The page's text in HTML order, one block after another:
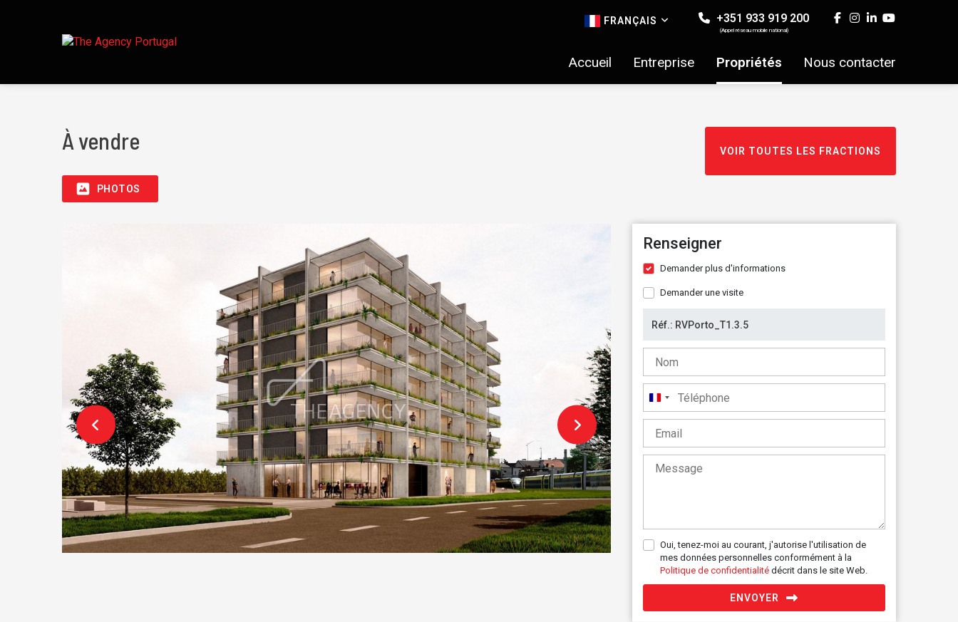
FRANÇAIS +351 933 919 200
(Appel réseau mobile national)
Accueil Entreprise Propriétés Nous contacter
À vendre VOIR TOUTES LES FRACTIONS
PHOTOS
Renseigner
Demander plus d'informations
Demander une visite
France
+33
Oui, tenez-moi au courant, j'autorise l'utilisation de
mes données personnelles conformément à la
Politique de confidentialité décrit dans le site Web.
ENVOYER